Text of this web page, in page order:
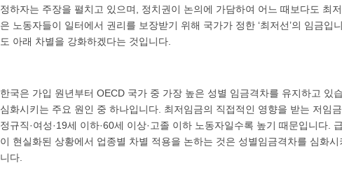
정하자는 주장을 펼치고 있으며, 정치권이 논의에 가담하여 어느 때보다도 최
은 노동자들이 일터에서 권리를 보장받기 위해 국가가 정한 ‘최저선’의 임금입
도 아래 차별을 강화하겠다는 것입니다.
한국은 가입 원년부터 OECD 국가 중 가장 높은 성별 임금격차를 유지하고 있
심화시키는 주요 원인 중 하나입니다. 최저임금의 직접적인 영향을 받는 저임
정규직·여성·19세 이하·60세 이상·고졸 이하 노동자일수록 높기 때문입니다.
이 현실화된 상황에서 업종별 차별 적용을 논하는 것은 성별임금격차를 심화
니다.